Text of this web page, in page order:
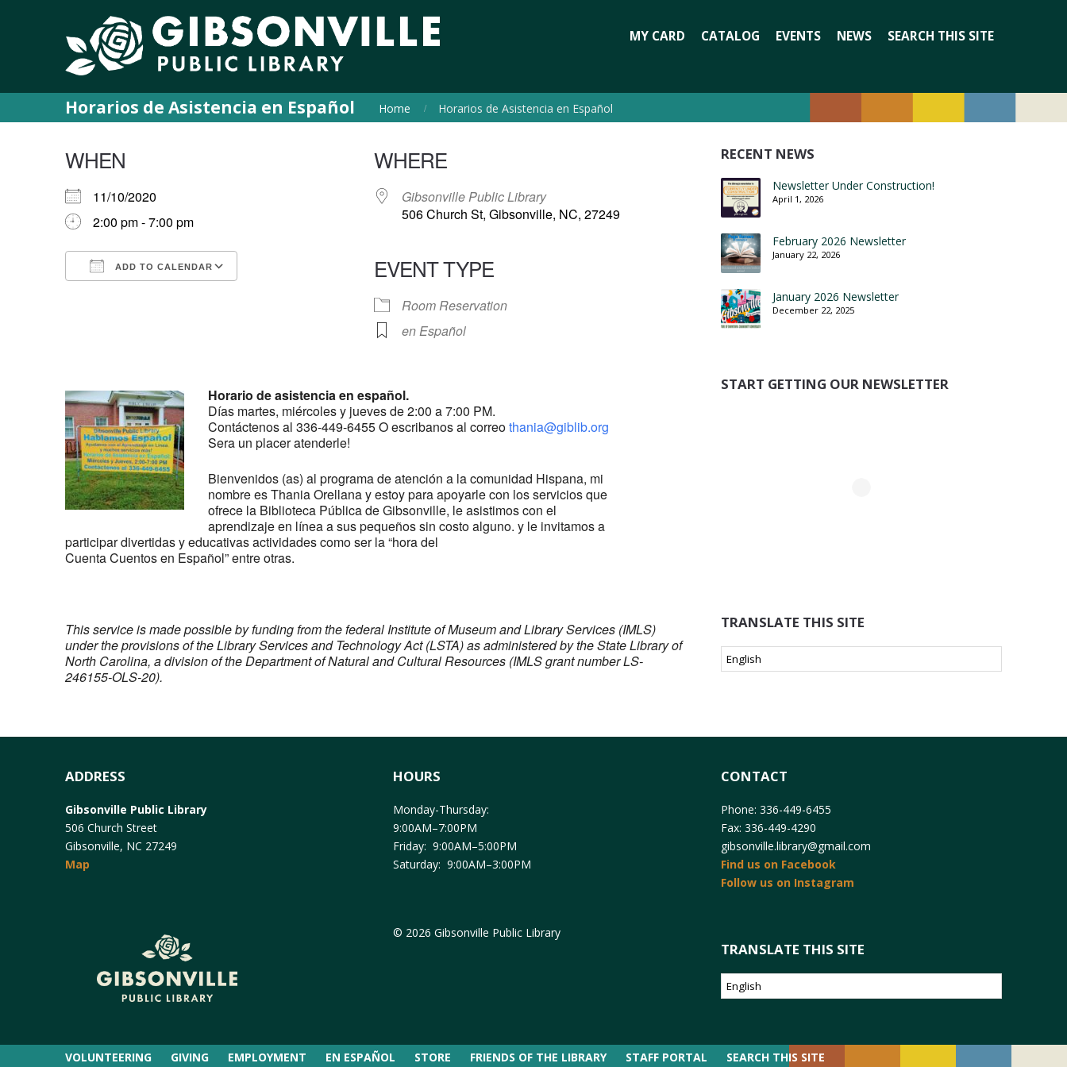
MY CARD CATALOG EVENTS NEWS SEARCH THIS SITE
Horarios de Asistencia en Español Home Horarios de Asistencia en Español
WHEN
11/10/2020
2:00 pm - 7:00 pm
ADD TO CALENDAR
WHERE
Gibsonville Public Library
506 Church St, Gibsonville, NC, 27249
EVENT TYPE
Room Reservation
en Español
Horario de asistencia en español.
Días martes, miércoles y jueves de 2:00 a 7:00 PM.
Contáctenos al 336-449-6455 O escribanos al correothania@giblib.org
Sera un placer atenderle!
Bienvenidos (as) al programa de atención a la comunidad Hispana, mi
nombre es Thania Orellana y estoy para apoyarle con los servicios que
ofrece la Biblioteca Pública de Gibsonville, le asistimos con el
aprendizaje en línea a sus pequeños sin costo alguno. y le invitamos a
participar divertidas y educativas actividades como ser la “hora del
Cuenta Cuentos en Español” entre otras.
This service is made possible by funding from the federal Institute of Museum and Library Services (IMLS)
under the provisions of the Library Services and Technology Act (LSTA) as administered by the State Library of
North Carolina, a division of the Department of Natural and Cultural Resources (IMLS grant number LS-
246155-OLS-20).
RECENT NEWS
Newsletter Under Construction!
April 1, 2026
February 2026 Newsletter
January 22, 2026
January 2026 Newsletter
December 22, 2025
START GETTING OUR NEWSLETTER
TRANSLATE THIS SITE
ADDRESS
Gibsonville Public Library
506 Church Street
Gibsonville, NC 27249
Map
HOURS
Monday-Thursday:
9:00AM–7:00PM
Friday: 9:00AM–5:00PM
Saturday: 9:00AM–3:00PM
© 2026 Gibsonville Public Library
CONTACT
Phone: 336-449-6455
Fax: 336-449-4290
gibsonville.library@gmail.com
Find us on Facebook
Follow us on Instagram
TRANSLATE THIS SITE
VOLUNTEERING GIVING EMPLOYMENT EN ESPAÑOL STORE FRIENDS OF THE LIBRARY STAFF PORTAL SEARCH THIS SITE